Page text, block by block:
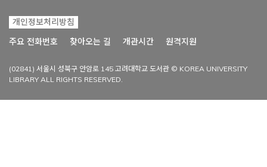
개인정보처리방침
주요 전화번호
찾아오는 길 개관시간 원격지원
(02841) 서울시 성북구 안암로 145 고려대학교 도서관 © KOREA UNIVERSITY
LIBRARY ALL RIGHTS RESERVED.